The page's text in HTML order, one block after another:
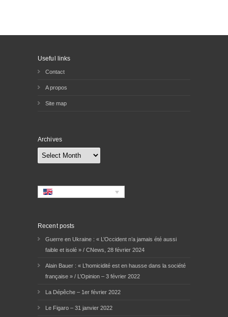
Useful links
Contact
A propos
Site map
Archives
Archives
Recent posts
Guerre en Ukraine : « L’Occident n’a jamais été aussi
faible et isolé » / CNews, 28 février 2024
Alain Bauer : « L’homicidité est en hausse dans la société
française » / L’Opinion – 3 février 2022
La Dépêche – 1er février 2022
Le Figaro – 31 janvier 2022